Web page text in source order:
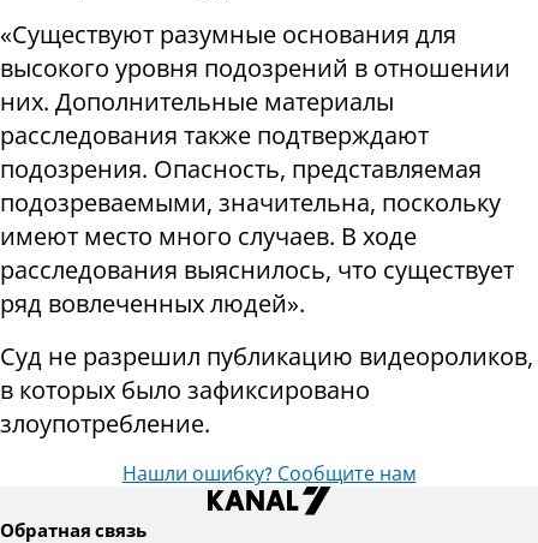
«Существуют разумные основания для
высокого уровня подозрений в отношении
них. Дополнительные материалы
расследования также подтверждают
подозрения. Опасность, представляемая
подозреваемыми, значительна, поскольку
имеют место много случаев. В ходе
расследования выяснилось, что существует
ряд вовлеченных людей».
Суд не разрешил публикацию видеороликов,
в которых было зафиксировано
злоупотребление.
Нашли ошибку? Сообщите нам
Обратная связь